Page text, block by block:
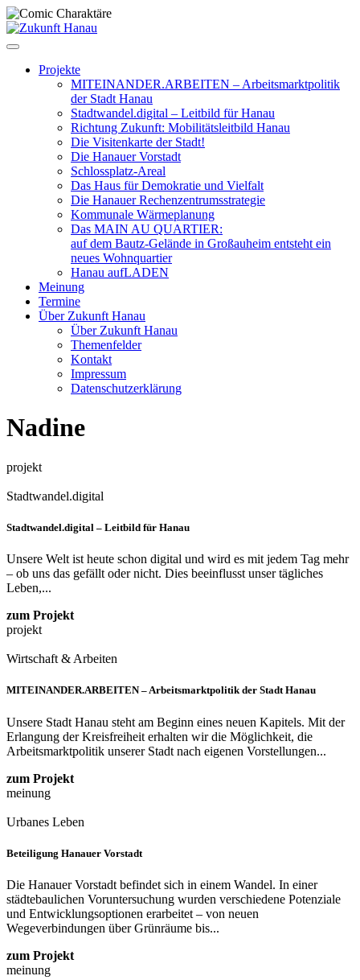
Zum
Projekte
MITEINANDER.ARBEITEN – Arbeitsmarktpolitik
der Stadt Hanau
Stadtwandel.digital – Leitbild für Hanau
Richtung Zukunft: Mobilitätsleitbild Hanau
Die Visitenkarte der Stadt!
Die Hanauer Vorstadt
Schlossplatz-Areal
Das Haus für Demokratie und Vielfalt
Die Hanauer Rechenzentrumsstrategie
Kommunale Wärmeplanung
Das MAIN AU QUARTIER:
auf dem Bautz-Gelände in Großauheim entsteht ein
neues Wohnquartier
Hanau aufLADEN
Meinung
Termine
Über Zukunft Hanau
Über Zukunft Hanau
Themenfelder
Kontakt
Impressum
Datenschutzerklärung
Nadine
projekt
Stadtwandel.digital
Stadtwandel.digital – Leitbild für Hanau
Unsere Welt ist heute schon digital und wird es mit jedem Tag mehr
– ob uns das gefällt oder nicht. Dies beeinflusst unser tägliches
Leben,...
zum Projekt
projekt
Wirtschaft & Arbeiten
MITEINANDER.ARBEITEN – Arbeitsmarktpolitik der Stadt Hanau
Unsere Stadt Hanau steht am Beginn eines neuen Kapitels. Mit der
Erlangung der Kreisfreiheit erhalten wir die Möglichkeit, die
Arbeitsmarktpolitik unserer Stadt nach eigenen Vorstellungen...
zum Projekt
meinung
Urbanes Leben
Beteiligung Hanauer Vorstadt
Die Hanauer Vorstadt befindet sich in einem Wandel. In einer
städtebaulichen Voruntersuchung wurden verschiedene Potenziale
und Entwicklungsoptionen erarbeitet – von neuen
Wegeverbindungen über Grünräume bis...
zum Projekt
meinung